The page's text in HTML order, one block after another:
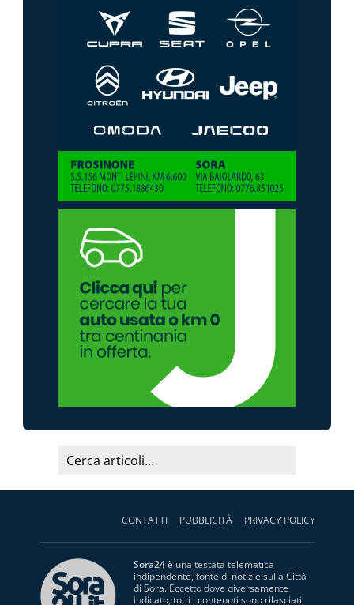
CONTATTI PUBBLICITÀ PRIVACY POLICY
Sora24è una testata telematica
indipendente, fonte di notizie sulla Città
di Sora. Eccetto dove diversamente
indicato, tutti i contenuti sono rilasciati